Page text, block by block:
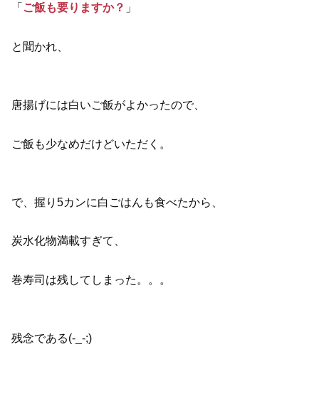
「 ご飯も要りますか？ 」
と聞かれ、
唐揚げには白いご飯がよかったので、
ご飯も少なめだけどいただく。
で、握り5カンに白ごはんも食べたから、
炭水化物満載すぎて、
巻寿司は残してしまった。。。
残念である(-_-;)